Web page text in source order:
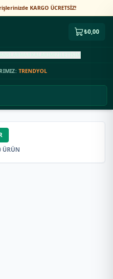
KARGO ÜCRETSİZ!
₺0,00
MARKALARIMIZ İLETİŞİM
TRENDYOL
ÜRÜN